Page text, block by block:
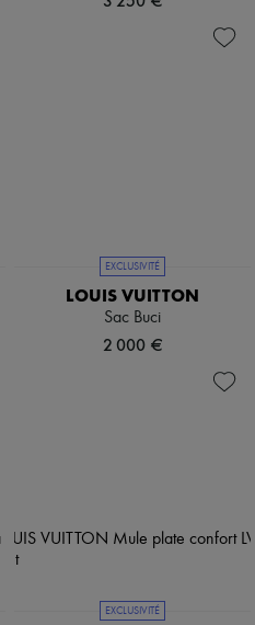
EXCLUSIVITÉ
LOUIS VUITTON
Sac Buci
2 000 €
EXCLUSIVITÉ